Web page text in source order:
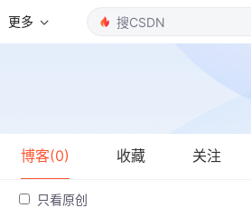
更多
博客(0) 收藏 关注
只看原创